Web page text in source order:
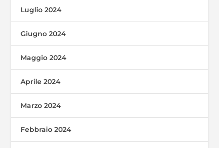
Luglio 2024
Giugno 2024
Maggio 2024
Aprile 2024
Marzo 2024
Febbraio 2024